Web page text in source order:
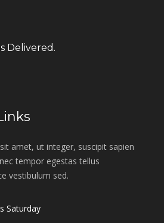
Delivered.
amet, ut integer, suscipit sapien
tempor egestas tellus
vestibulum sed.
Saturday